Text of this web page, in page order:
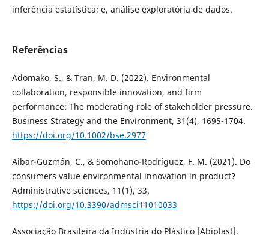
inferência estatística; e, análise exploratória de dados.
Referências
Adomako, S., & Tran, M. D. (2022). Environmental
collaboration, responsible innovation, and firm
performance: The moderating role of stakeholder pressure.
Business Strategy and the Environment, 31(4), 1695-1704.
https://doi.org/10.1002/bse.2977
Aibar-Guzmán, C., & Somohano-Rodríguez, F. M. (2021). Do
consumers value environmental innovation in product?
Administrative sciences, 11(1), 33.
https://doi.org/10.3390/admsci11010033
Associação Brasileira da Indústria do Plástico [Abiplast].